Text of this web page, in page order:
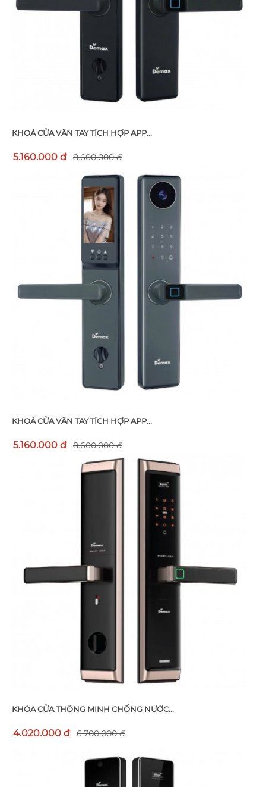
KHOÁ CỬA VÂN TAY TÍCH HỢP APP...
5.160.000 đ 8.600.000 đ
KHOÁ CỬA VÂN TAY TÍCH HỢP APP...
5.160.000 đ 8.600.000 đ
KHÓA CỬA THÔNG MINH CHỐNG NƯỚC...
4.020.000 đ 6.700.000 đ